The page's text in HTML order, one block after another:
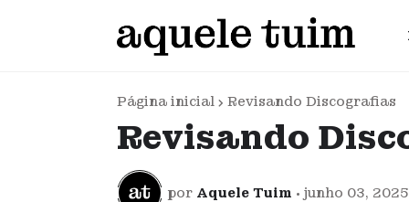
Página inicial Revisando Discografias
Revisando
por Aquele Tuim • junho 03, 2025